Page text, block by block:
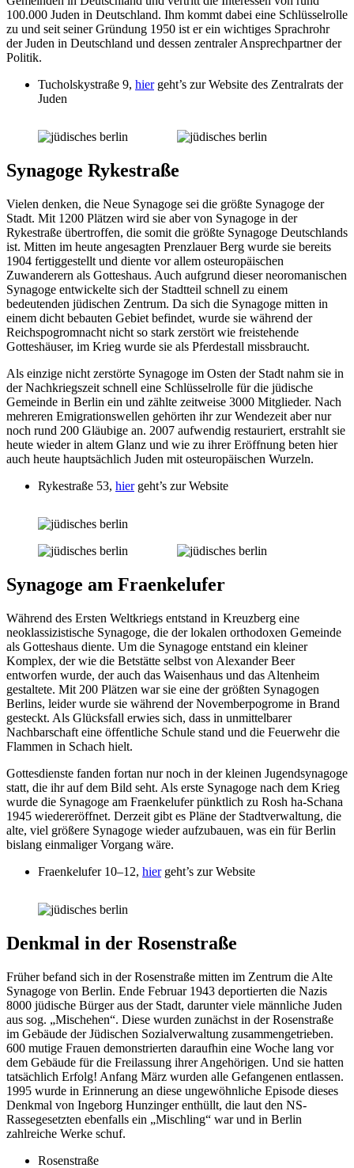
100.000 Juden in Deutschland. Ihm kommt dabei eine Schlüsselrolle
zu und seit seiner Gründung 1950 ist er ein wichtiges Sprachrohr
der Juden in Deutschland und dessen zentraler Ansprechpartner der
Politik.
Tucholskystraße 9, hiergeht’s zur Website des Zentralrats der
Juden
Synagoge Rykestraße
Vielen denken, die Neue Synagoge sei die größte Synagoge der
Stadt. Mit 1200 Plätzen wird sie aber von Synagoge in der
Rykestraße übertroffen, die somit die größte Synagoge Deutschlands
ist. Mitten im heute angesagten Prenzlauer Berg wurde sie bereits
1904 fertiggestellt und diente vor allem osteuropäischen
Zuwanderern als Gotteshaus. Auch aufgrund dieser neoromanischen
Synagoge entwickelte sich der Stadtteil schnell zu einem
bedeutenden jüdischen Zentrum. Da sich die Synagoge mitten in
einem dicht bebauten Gebiet befindet, wurde sie während der
Reichspogromnacht nicht so stark zerstört wie freistehende
Gotteshäuser, im Krieg wurde sie als Pferdestall missbraucht.
Als einzige nicht zerstörte Synagoge im Osten der Stadt nahm sie in
der Nachkriegszeit schnell eine Schlüsselrolle für die jüdische
Gemeinde in Berlin ein und zählte zeitweise 3000 Mitglieder. Nach
mehreren Emigrationswellen gehörten ihr zur Wendezeit aber nur
noch rund 200 Gläubige an. 2007 aufwendig restauriert, erstrahlt sie
heute wieder in altem Glanz und wie zu ihrer Eröffnung beten hier
auch heute hauptsächlich Juden mit osteuropäischen Wurzeln.
Rykestraße 53, hiergeht’s zur Website
Synagoge am Fraenkelufer
Während des Ersten Weltkriegs entstand in Kreuzberg eine
neoklassizistische Synagoge, die der lokalen orthodoxen Gemeinde
als Gotteshaus diente. Um die Synagoge entstand ein kleiner
Komplex, der wie die Betstätte selbst von Alexander Beer
entworfen wurde, der auch das Waisenhaus und das Altenheim
gestaltete. Mit 200 Plätzen war sie eine der größten Synagogen
Berlins, leider wurde sie während der Novemberpogrome in Brand
gesteckt. Als Glücksfall erwies sich, dass in unmittelbarer
Nachbarschaft eine öffentliche Schule stand und die Feuerwehr die
Flammen in Schach hielt.
Gottesdienste fanden fortan nur noch in der kleinen Jugendsynagoge
statt, die ihr auf dem Bild seht. Als erste Synagoge nach dem Krieg
wurde die Synagoge am Fraenkelufer pünktlich zu Rosh ha-Schana
1945 wiedereröffnet. Derzeit gibt es Pläne der Stadtverwaltung, die
alte, viel größere Synagoge wieder aufzubauen, was ein für Berlin
bislang einmaliger Vorgang wäre.
Fraenkelufer 10–12, hiergeht’s zur Website
Denkmal in der Rosenstraße
Früher befand sich in der Rosenstraße mitten im Zentrum die Alte
Synagoge von Berlin. Ende Februar 1943 deportierten die Nazis
8000 jüdische Bürger aus der Stadt, darunter viele männliche Juden
aus sog. „Mischehen“. Diese wurden zunächst in der Rosenstraße
im Gebäude der Jüdischen Sozialverwaltung zusammengetrieben.
600 mutige Frauen demonstrierten daraufhin eine Woche lang vor
dem Gebäude für die Freilassung ihrer Angehörigen. Und sie hatten
tatsächlich Erfolg! Anfang März wurden alle Gefangenen entlassen.
1995 wurde in Erinnerung an diese ungewöhnliche Episode dieses
Denkmal von Ingeborg Hunzinger enthüllt, die laut den NS-
Rassegesetzten ebenfalls ein „Mischling“ war und in Berlin
zahlreiche Werke schuf.
Rosenstraße